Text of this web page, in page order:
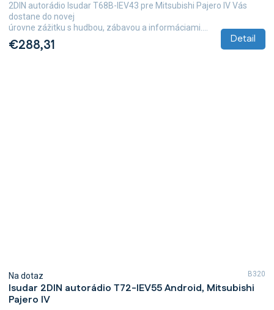
€288,31 Detail
2DIN autorádio Isudar T68B-IEV43 pre Mitsubishi Pajero IV Vás
dostane do novej
úrovne zážitku s hudbou, zábavou a informáciami....
Isudar 2DIN autorádio T72-IEV55 Android, Mitsubishi
Pajero IV
Na dotaz B320